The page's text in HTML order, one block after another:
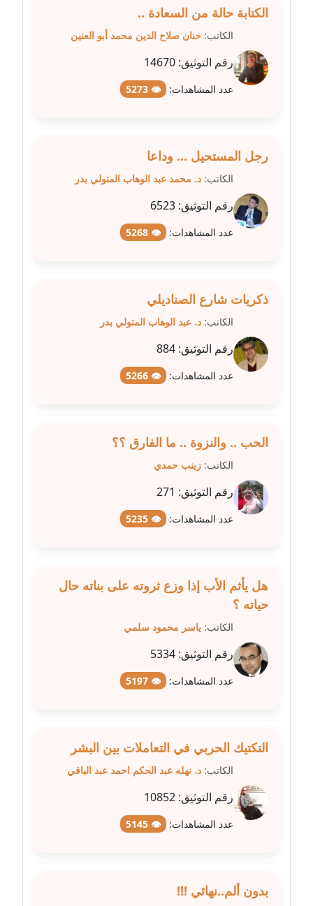
عاملة
مدونة شيماء مكى
عاملة
مدونة صفا غنيم
مدونة صفاء فوزي
عاملة
مدونة صفية الجيار
عاملة
مدونة طلبة رضوان
متوفي
مدونة طه ابوزيد
عاملة
مدونة عاصم عرابي
عاملة
مدونة عبد الحميد ابراهيم
عاملة
عاملة
عاملة
مدونة عبد الوهاب بدر
عاملة
مدونة عبير سعد
مدونة عبير عبد الرحيم (ماعت)
عاملة
الكتابة حالة من السعادة ..
الكاتب: حنان صلاح الدين محمد أبو العنين
رقم التوثيق: 14670
عدد المشاهدات: 👁 5273
رجل المستحيل ... وداعا
الكاتب: د. محمد عبد الوهاب المتولي بدر
رقم التوثيق: 6523
عدد المشاهدات: 👁 5268
ذكريات شارع الصناديلي
الكاتب: د. عبد الوهاب المتولي بدر
رقم التوثيق: 884
عدد المشاهدات: 👁 5266
الحب .. والنزوة .. ما الفارق ؟؟
الكاتب: زينب حمدي
رقم التوثيق: 271
عدد المشاهدات: 👁 5235
هل يأثم الأب إذا وزع ثروته على بناته حال
حياته ؟
الكاتب: ياسر محمود سلمي
رقم التوثيق: 5334
عدد المشاهدات: 👁 5197
التكتيك الحربي في التعاملات بين البشر
الكاتب: د. نهله عبد الحكم احمد عبد الباقي
رقم التوثيق: 10852
عدد المشاهدات: 👁 5145
بدون ألم..نهائي !!!